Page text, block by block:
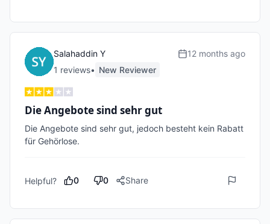
Salahaddin Y
1 reviews• New Reviewer
12 months ago
Die Angebote sind sehr gut
Die Angebote sind sehr gut, jedoch besteht kein Rabatt
Helpful? 0 0 Share